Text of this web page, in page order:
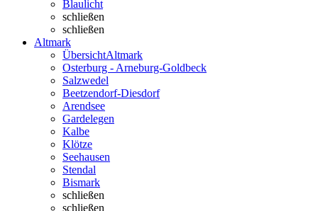
Blaulicht
schließen
schließen
Altmark
ÜbersichtAltmark
Osterburg - Arneburg-Goldbeck
Salzwedel
Beetzendorf-Diesdorf
Arendsee
Gardelegen
Kalbe
Klötze
Seehausen
Stendal
Bismark
schließen
schließen